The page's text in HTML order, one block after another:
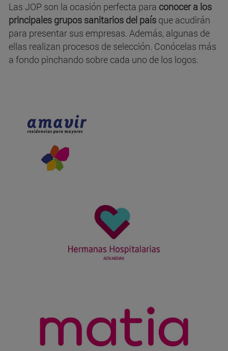
Las JOP son la ocasión perfecta para conocer a los
principales grupos sanitarios del país que acudirán
para presentar sus empresas. Además, algunas de
ellas realizan procesos de selección. Conócelas más
a fondo pinchando sobre cada uno de los logos.